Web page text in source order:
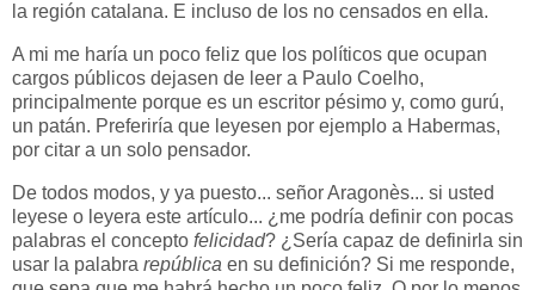
la región catalana. E incluso de los no censados en ella.
A mi me haría un poco feliz que los políticos que ocupan
cargos públicos dejasen de leer a Paulo Coelho,
principalmente porque es un escritor pésimo y, como gurú,
un patán. Preferiría que leyesen por ejemplo a Habermas,
por citar a un solo pensador.
De todos modos, y ya puesto... señor Aragonès... si usted
leyese o leyera este artículo... ¿me podría definir con pocas
palabras el concepto felicidad? ¿Sería capaz de definirla sin
usar la palabra república en su definición? Si me responde,